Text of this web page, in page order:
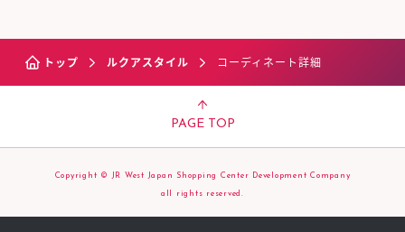
トップ ルクアスタイル コーディネート詳細
PAGE TOP
Copyright © JR West Japan Shopping Center Development Company
all rights reserved.